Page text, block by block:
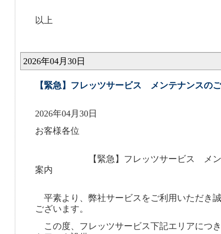
以上
2026年04月30日
【緊急】フレッツサービス メンテナンスの
2026年04月30日
お客様各位
【緊急】フレッツサービス メンテ
案内
平素より、弊社サービスをご利用いただき
ございます。
この度、フレッツサービス下記エリアにつ